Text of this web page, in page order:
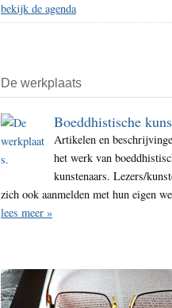
bekijk de agenda
De werkplaats
Boeddhistische
Artikelen en
het werk van
kunstenaars. Lezers/
zich ook aanmelden met hun eigen
lees meer »